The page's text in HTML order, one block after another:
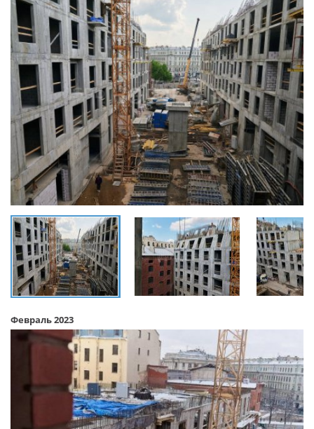
Февраль 2023